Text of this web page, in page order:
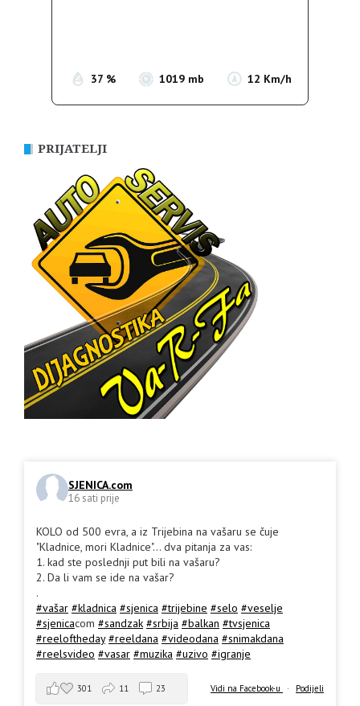
37 % 1019 mb 12 Km/h
PRIJATELJI
SJENICA.com
16 sati prije
KOLO od 500 evra, a iz Trijebina na vašaru se čuje
"Kladnice, mori Kladnice"... dva pitanja za vas:
1. kad ste poslednji put bili na vašaru?
2. Da li vam se ide na vašar?
.
#vašar #kladnica #sjenica #trijebine #selo #veselje
#sjenicacom #sandzak #srbija #balkan #tvsjenica
#reeloftheday #reeldana #videodana #snimakdana
#reelsvideo #vasar #muzika #uzivo #igranje
Vidi na Facebook-u · Podijeli
301 11 23